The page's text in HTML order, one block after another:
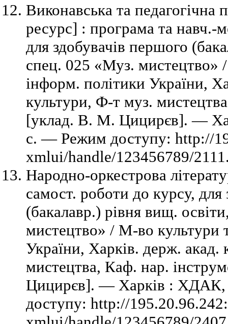
Виконавська та
ресурс] : програма та навч.-
для здобувачів першого
спец. 025 «Муз. мистецтво»
інформ. політики України,
культури, Ф-т муз.
[уклад. В. М. Цицирєв]. —
с. — Режим доступу: http://
xmlui/handle/123456789/
Народно-оркестрова
самост. роботи до курсу, для
(бакалавр.) рівня вищ.
мистецтво» / М-во культури
України, Харків. держ.
мистецтва, Каф. нар.
Цицирєв]. — Харків :
доступу: http://